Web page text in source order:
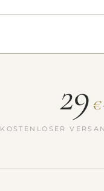
29
KOSTENLOSER